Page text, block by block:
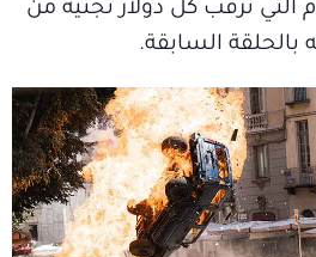
التي ترقب كل دولار تجنيه من
بالحلقة السابقة.